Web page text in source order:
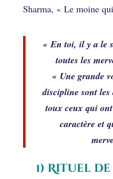
Sharma, « Le moine
« En toi, il y a le
toutes les
« Une grande
discipline sont
toux ceux qui
caractère et
1) Rituel